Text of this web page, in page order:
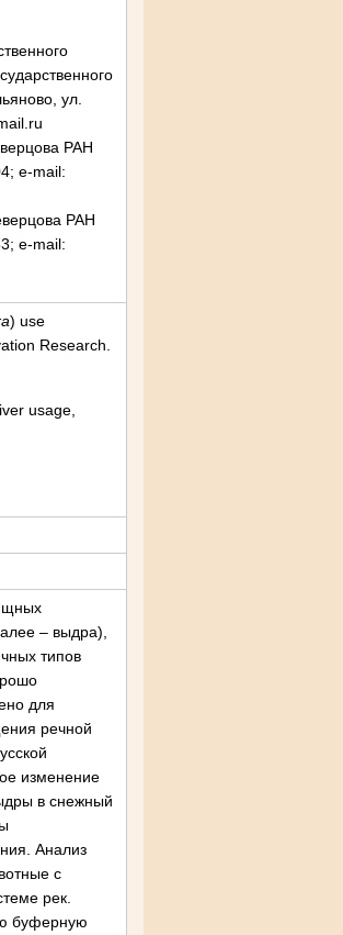
ул.
РАН
e-mail:
РАН
e-mail:
) use
Research.
usage,
– выдра),
типов
для
речной
изменение
в снежный
Анализ
с
рек.
буферную